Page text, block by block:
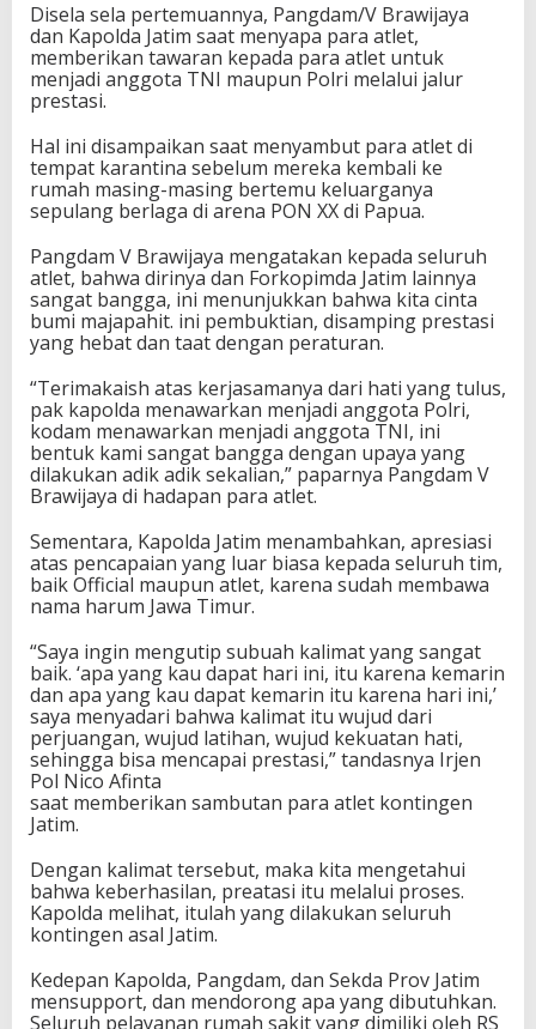
Disela sela pertemuannya, Pangdam/V Brawijaya
dan Kapolda Jatim saat menyapa para atlet,
memberikan tawaran kepada para atlet untuk
menjadi anggota TNI maupun Polri melalui jalur
prestasi.
Hal ini disampaikan saat menyambut para atlet di
tempat karantina sebelum mereka kembali ke
rumah masing-masing bertemu keluarganya
sepulang berlaga di arena PON XX di Papua.
Pangdam V Brawijaya mengatakan kepada seluruh
atlet, bahwa dirinya dan Forkopimda Jatim lainnya
sangat bangga, ini menunjukkan bahwa kita cinta
bumi majapahit. ini pembuktian, disamping prestasi
yang hebat dan taat dengan peraturan.
“Terimakaish atas kerjasamanya dari hati yang tulus,
pak kapolda menawarkan menjadi anggota Polri,
kodam menawarkan menjadi anggota TNI, ini
bentuk kami sangat bangga dengan upaya yang
dilakukan adik adik sekalian,” paparnya Pangdam V
Brawijaya di hadapan para atlet.
Sementara, Kapolda Jatim menambahkan, apresiasi
atas pencapaian yang luar biasa kepada seluruh tim,
baik Official maupun atlet, karena sudah membawa
nama harum Jawa Timur.
“Saya ingin mengutip subuah kalimat yang sangat
baik. ‘apa yang kau dapat hari ini, itu karena kemarin
dan apa yang kau dapat kemarin itu karena hari ini,’
saya menyadari bahwa kalimat itu wujud dari
perjuangan, wujud latihan, wujud kekuatan hati,
sehingga bisa mencapai prestasi,” tandasnya Irjen
Pol Nico Afinta
saat memberikan sambutan para atlet kontingen
Jatim.
Dengan kalimat tersebut, maka kita mengetahui
bahwa keberhasilan, preatasi itu melalui proses.
Kapolda melihat, itulah yang dilakukan seluruh
kontingen asal Jatim.
Kedepan Kapolda, Pangdam, dan Sekda Prov Jatim
mensupport, dan mendorong apa yang dibutuhkan.
Seluruh pelayanan rumah sakit yang dimiliki oleh RS